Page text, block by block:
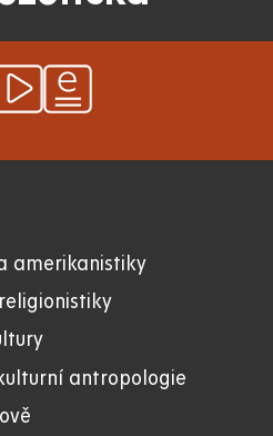
amerikanistiky
antropologie